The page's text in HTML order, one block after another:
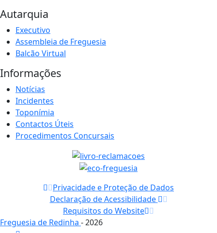
Autarquia
Executivo
Assembleia de Freguesia
Balcão Virtual
Informações
Notícias
Incidentes
Toponímia
Contactos Úteis
Procedimentos Concursais
Privacidade e Proteção de Dados
Declaração de Acessibilidade
Requisitos do Website
Freguesia de Redinha - 2026